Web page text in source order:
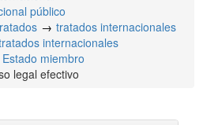
público
tratados internacionales
internacionales
miembro
legal efectivo